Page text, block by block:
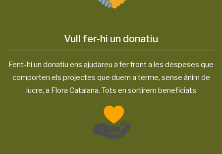
Vull fer-hi un donatiu
Fent-hi un donatiu ens ajudareu a fer front a les despeses que
comporten els projectes que duem a terme, sense ànim de
lucre, a Flora Catalana. Tots en sortirem beneficiats